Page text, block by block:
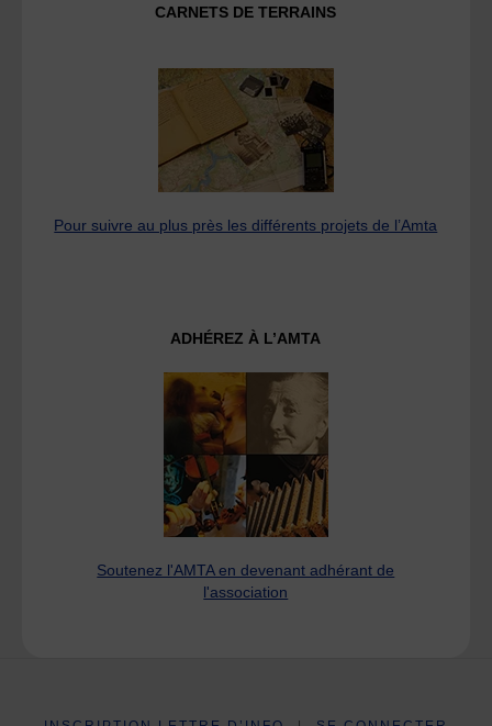
CARNETS DE TERRAINS
Pour suivre au plus près les différents projets de l’Amta
ADHÉREZ À L’AMTA
Soutenez l'AMTA en devenant adhérant de
l'association